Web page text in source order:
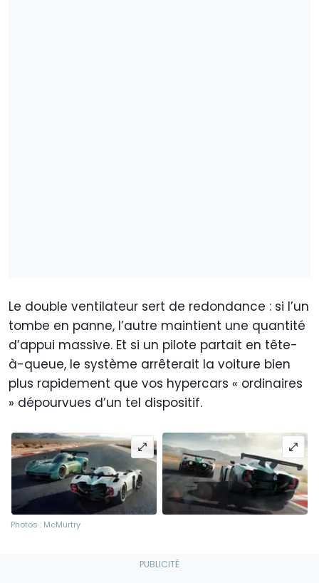
Le double ventilateur sert de redondance : si l’un
tombe en panne, l’autre maintient une quantité
d’appui massive. Et si un pilote partait en tête-
à-queue, le système arrêterait la voiture bien
plus rapidement que vos hypercars « ordinaires
» dépourvues d’un tel dispositif.
Photos : McMurtry